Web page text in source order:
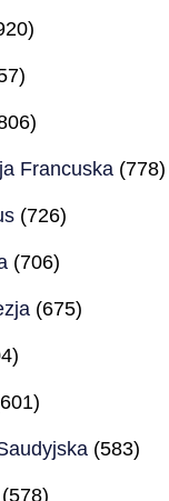
Francuska (778)
(726)
(706)
(675)
(583)
(578)